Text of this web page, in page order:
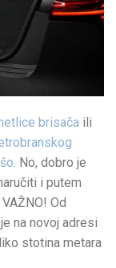
brisača ili
. No, dobro je
i putem
Od
je na novoj adresi
stotina metara